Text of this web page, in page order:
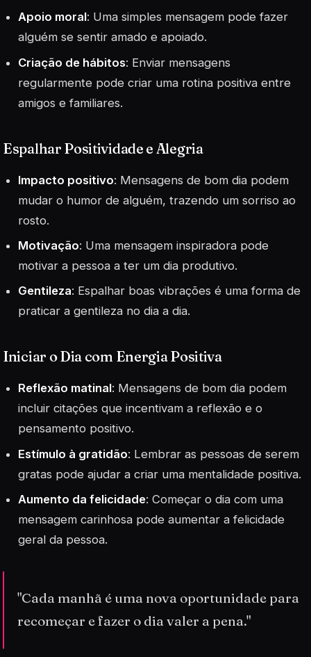
Apoio moral: Uma simples mensagem pode fazer
alguém se sentir amado e apoiado.
Criação de hábitos: Enviar mensagens
regularmente pode criar uma rotina positiva entre
amigos e familiares.
Espalhar Positividade e Alegria
Impacto positivo: Mensagens de bom dia podem
mudar o humor de alguém, trazendo um sorriso ao
rosto.
Motivação: Uma mensagem inspiradora pode
motivar a pessoa a ter um dia produtivo.
Gentileza: Espalhar boas vibrações é uma forma de
praticar a gentileza no dia a dia.
Iniciar o Dia com Energia Positiva
Reflexão matinal: Mensagens de bom dia podem
incluir citações que incentivam a reflexão e o
pensamento positivo.
Estímulo à gratidão: Lembrar as pessoas de serem
gratas pode ajudar a criar uma mentalidade positiva.
Aumento da felicidade: Começar o dia com uma
mensagem carinhosa pode aumentar a felicidade
geral da pessoa.
"Cada manhã é uma nova oportunidade para
recomeçar e fazer o dia valer a pena."